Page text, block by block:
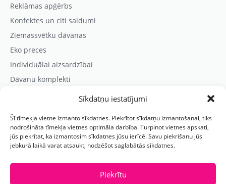
Sīkdatņu iestatījumi
Šī tīmekļa vietne izmanto sīkdatnes. Piekrītot sīkdatņu izmantošanai, tiks
nodrošināta tīmekļa vietnes optimāla darbība. Turpinot vietnes apskati,
jūs piekrītat, ka izmantosim sīkdatnes jūsu ierīcē. Savu piekrišanu jūs
jebkurā laikā varat atsaukt, nodzēšot saglabātās sīkdatnes.
Piekrītu
Reklāmas apģērbs
Konfektes un citi saldumi
Ziemassvētku dāvanas
Eko preces
Individuālai aizsardzībai
Dāvanu komplekti
Kontaktinformācija
Prezentreklāmas aģentūra “PARIS”
Reģ.nr.: 40103625328